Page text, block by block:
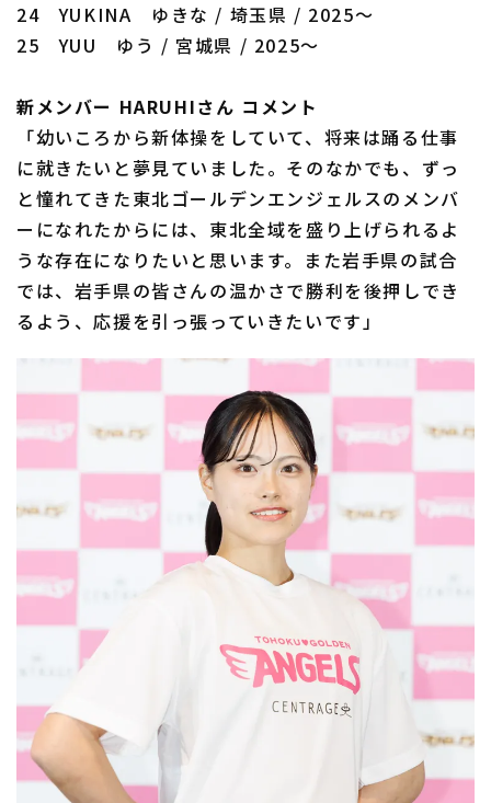
24 YUKINA ゆきな / 埼玉県 / 2025～
25 YUU ゆう / 宮城県 / 2025～
新メンバー HARUHIさん コメント
「幼いころから新体操をしていて、将来は踊る仕事
に就きたいと夢見ていました。そのなかでも、ずっ
と憧れてきた東北ゴールデンエンジェルスのメンバ
ーになれたからには、東北全域を盛り上げられるよ
うな存在になりたいと思います。また岩手県の試合
では、岩手県の皆さんの温かさで勝利を後押しでき
るよう、応援を引っ張っていきたいです」